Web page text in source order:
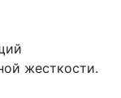
жесткости.